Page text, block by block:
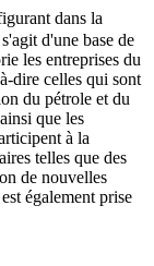
dans la
d'une base de
les entreprises du
dire celles qui sont
du pétrole et du
que les
à la
telles que des
de nouvelles
également prise